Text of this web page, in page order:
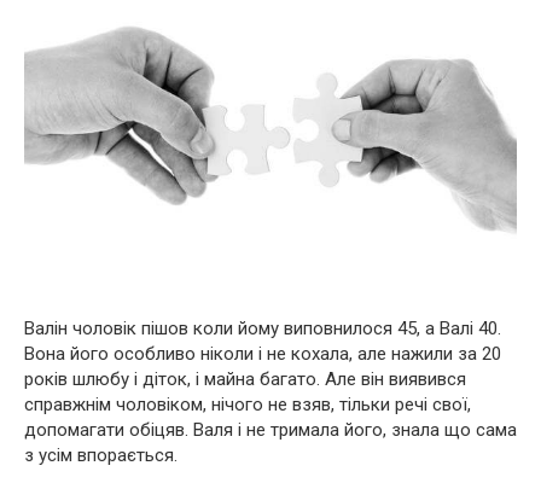
Валін чоловік пішов коли йому виповнилося 45, а Валі 40.
Вона його особливо ніколи і не кохала, але нажили за 20
років шлюбу і діток, і майна багато. Але він виявився
справжнім чоловіком, нічого не взяв, тільки речі свої,
допомагати обіцяв. Валя і не тримала його, знала що сама
з усім впорається.